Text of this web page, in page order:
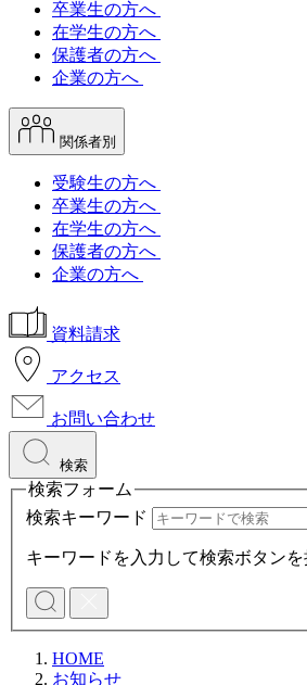
卒業生の方へ
在学生の方へ
保護者の方へ
企業の方へ
関係者別
受験生の方へ
卒業生の方へ
在学生の方へ
保護者の方へ
企業の方へ
資料請求
アクセス
お問い合わせ
検索
検索フォーム
検索キーワード
キーワードを入力して検索ボタンを
HOME
お知らせ